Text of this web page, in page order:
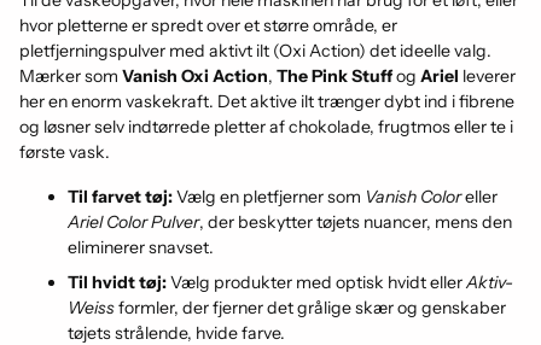
hvor pletterne er spredt over et større område, er
pletfjerningspulver med aktivt ilt (Oxi Action) det ideelle valg.
Mærker som Vanish Oxi Action, The Pink Stuffog Ariel leverer
her en enorm vaskekraft. Det aktive ilt trænger dybt ind i fibrene
og løsner selv indtørrede pletter af chokolade, frugtmos eller te i
første vask.
Til farvet tøj:Vælg en pletfjerner som Vanish Coloreller
Ariel Color Pulver, der beskytter tøjets nuancer, mens den
eliminerer snavset.
Til hvidt tøj:Vælg produkter med optisk hvidt ellerAktiv-
Weissformler, der fjerner det grålige skær og genskaber
tøjets strålende, hvide farve.